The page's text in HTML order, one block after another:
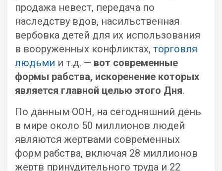
продажа невест, передача по
наследству вдов, насильственная
вербовка детей для их использования
в вооруженных конфликтах, торговля
людьми и т.д. — вот современные
формы рабства, искоренение которых
является главной целью этого Дня.
По данным ООН, на сегодняшний день
в мире около 50 миллионов людей
являются жертвами современных
форм рабства, включая 28 миллионов
жертв принудительного труда и 22